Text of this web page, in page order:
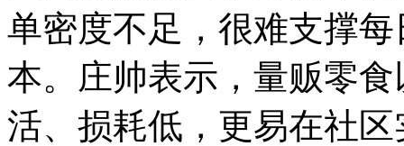
单密度不足，很难支撑
本。庄帅表示，量贩零
活、损耗低，更易在社